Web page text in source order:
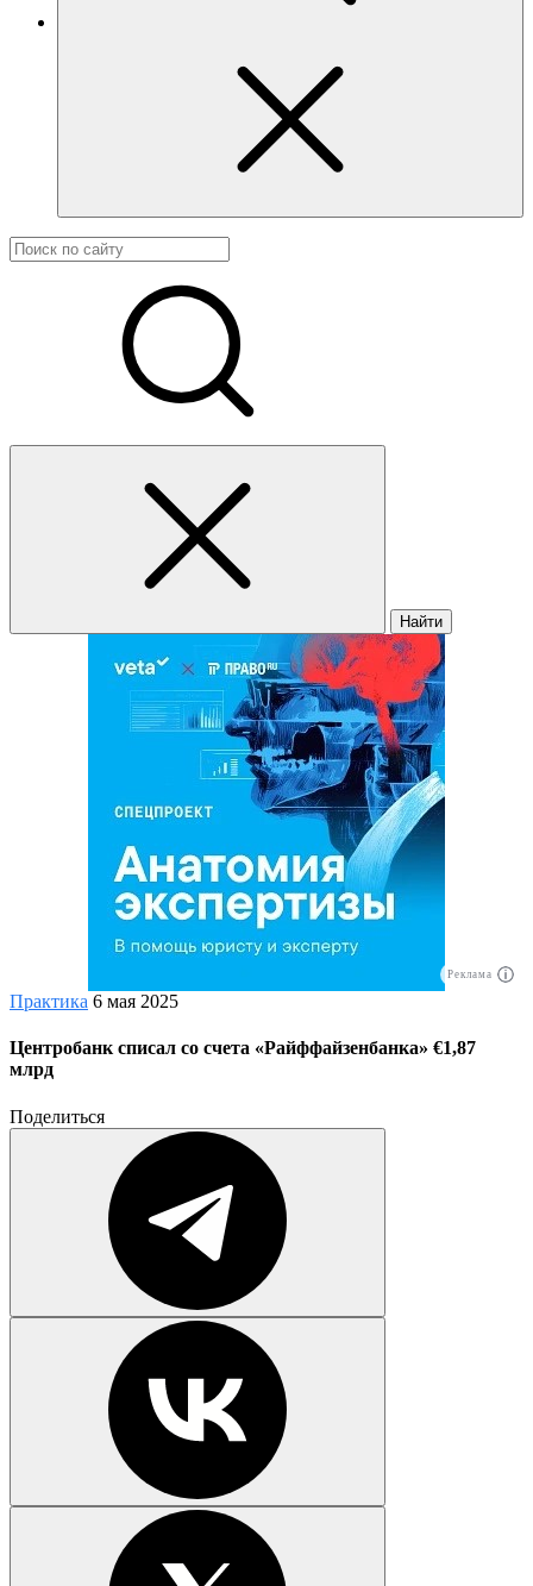
Найти
Реклама
Практика 6 мая 2025
Центробанк списал со счета «Райффайзенбанка» €1,87
млрд
Поделиться